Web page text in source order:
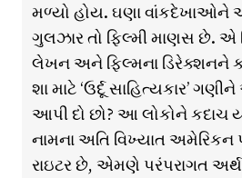
મળ્યો હોય. ઘણા વાંકદેખાઓને
ગુલઝાર તો ફિલ્મી માણસ છે. એ
લેખન અને ફિલ્મના
શા માટે ‘ઉર્દૂ સાહિત્યકાર’
આપી દો છો? આ લોકોને કદાચ
નામના અતિ વિખ્યાત
રાઇટર છે, એમણે પરંપરાગત